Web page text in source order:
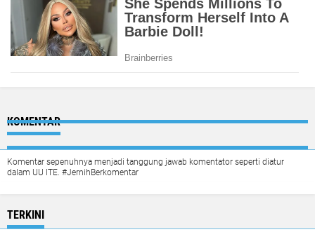
KOMENTAR
Komentar sepenuhnya menjadi tanggung jawab komentator seperti diatur
dalam UU ITE. #JernihBerkomentar
TERKINI